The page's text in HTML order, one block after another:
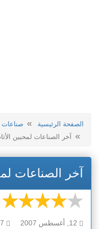
الصفحة الرئيسية
صناعات
آخر الصناعات لمحبين
آخر الصناعات